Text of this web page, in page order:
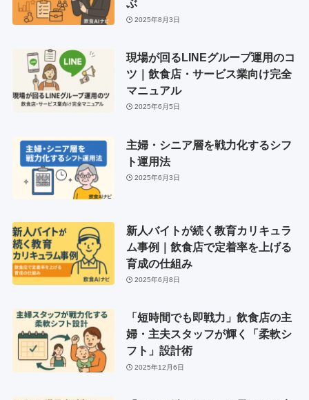
ぶ
2025年8月3日
現場が回るLINEグループ運用のコ
ツ｜飲食店・サービス業向け完全
マニュアル
2025年6月5日
主婦・シニア層を戦力化するシフ
ト運用法
2025年6月3日
新人バイトが続く教育カリキュラ
ム事例｜飲食店で定着率を上げる
育成の仕組み
2025年6月8日
「短時間でも即戦力」飲食店の主
婦・主夫スタッフが輝く「柔軟シ
フト」設計術
2025年12月6日